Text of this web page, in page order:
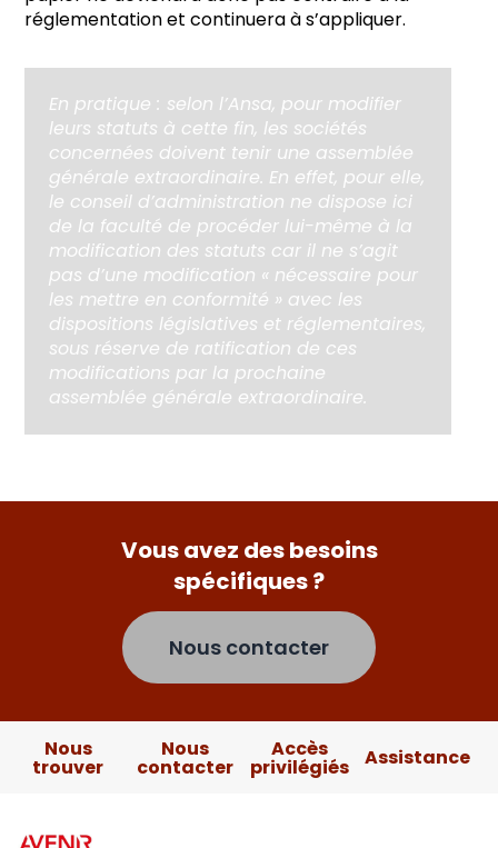
réglementation et continuera à s’appliquer.
En pratique : selon l’Ansa, pour modifier
leurs statuts à cette fin, les sociétés
concernées doivent tenir une assemblée
générale extraordinaire. En effet, pour elle,
le conseil d’administration ne dispose ici
de la faculté de procéder lui-même à la
modification des statuts car il ne s’agit
pas d’une modification « nécessaire pour
les mettre en conformité » avec les
dispositions législatives et réglementaires,
sous réserve de ratification de ces
modifications par la prochaine
assemblée générale extraordinaire.
Vous avez des besoins
spécifiques ?
Nous contacter
Nous
trouver
Nous
contacter
Accès
privilégiés Assistance